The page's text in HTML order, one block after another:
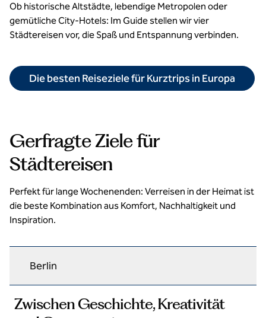
Ob historische Altstädte, lebendige Metropolen oder
gemütliche City-Hotels: Im Guide stellen wir vier
Städtereisen vor, die Spaß und Entspannung verbinden.
Die besten Reiseziele für Kurztrips in Europa
Gerfragte Ziele für
Städtereisen
Perfekt für lange Wochenenden: Verreisen in der Heimat ist
die beste Kombination aus Komfort, Nachhaltigkeit und
Inspiration.
Berlin
Zwischen Geschichte, Kreativität